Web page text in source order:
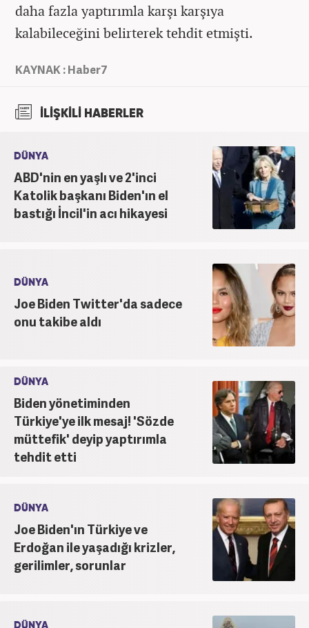
daha fazla yaptırımla karşı karşıya
kalabileceğini belirterek tehdit etmişti.
KAYNAK : Haber7
İLİŞKİLİ HABERLER
DÜNYA
ABD'nin en yaşlı ve 2'inci
Katolik başkanı Biden'ın el
bastığı İncil'in acı hikayesi
DÜNYA
Joe Biden Twitter'da sadece
onu takibe aldı
DÜNYA
Biden yönetiminden
Türkiye'ye ilk mesaj! 'Sözde
müttefik' deyip yaptırımla
tehdit etti
DÜNYA
Joe Biden'ın Türkiye ve
Erdoğan ile yaşadığı krizler,
gerilimler, sorunlar
DÜNYA